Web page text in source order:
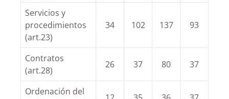
Servicios y
procedimientos
(art.23)
34 102 137 93
Contratos
(art.28)
26 37 80 37
Ordenación del